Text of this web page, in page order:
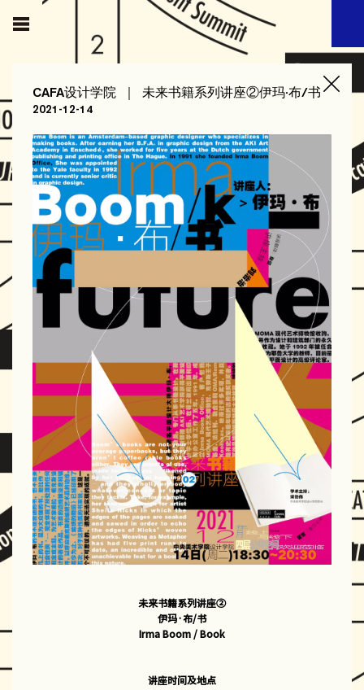
CAFA设计学院 ｜ 未来书籍系列讲座②伊玛·布/书
2021-12-14
未来书籍系列讲座②
伊玛·布/书
Irma Boom / Book
讲座时间及地点